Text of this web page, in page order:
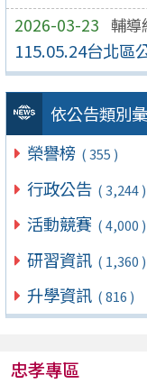
2026-03-23 輔導
115.05.24台北區
依公告類別
榮譽榜 ( 355 )
行政公告 ( 3,244 )
活動競賽 ( 4,000 )
研習資訊 ( 1,360 )
升學資訊 ( 816 )
忠孝專區